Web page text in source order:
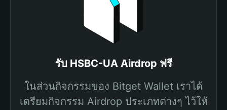
รับ HSBC-UA Airdrop ฟรี
ในส่วนกิจกรรมของ Bitget Wallet เราได้
เตรียมกิจกรรม Airdrop ประเภทต่างๆ ไว้ให้